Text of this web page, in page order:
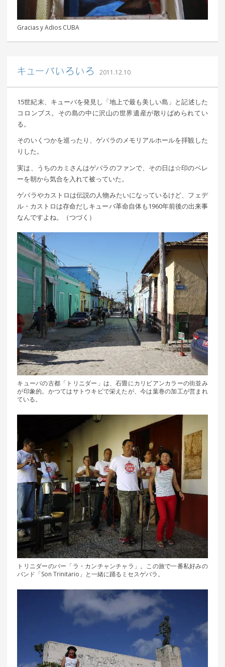
Gracias y Adios CUBA
キューバいろいろ 2011.12.10｜ 更新日：
込山 敏郎
15世紀末、キューバを発見し「地上で最も美しい島」と記述した
コロンブス。その島の中に沢山の世界遺産が散りばめられてい
る。
そのいくつかを巡ったり、ゲバラのメモリアルホールを拝観した
りした。
実は、うちのカミさんはゲバラのファンで、その日は☆印のベレ
ーを朝から気合を入れて被っていた。
ゲバラやカストロは伝説の人物みたいになっているけど、フェデ
ル・カストロは存命だしキューバ革命自体も1960年前後の出来事
なんですよね。（つづく）
キューバの古都「トリニダー」は、石畳にカリビアンカラーの街並み
が印象的。かつてはサトウキビで栄えたが、今は葉巻の加工が営まれ
ている。
トリニダーのバー「ラ・カンチャンチャラ」。この旅で一番私好みの
バンド「Son Trinitario」と一緒に踊るミセスゲバラ。